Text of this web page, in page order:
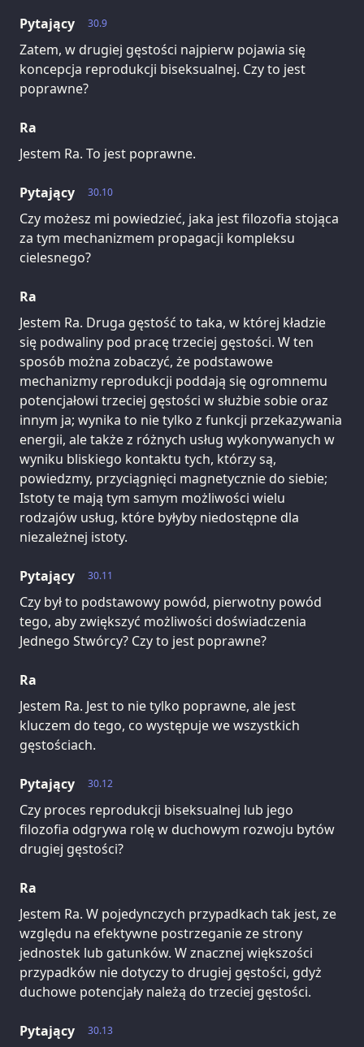
30.9
Pytający
Zatem, w drugiej gęstości najpierw pojawia się
koncepcja reprodukcji biseksualnej. Czy to jest
poprawne?
Ra
Jestem Ra. To jest poprawne.
30.10
Pytający
Czy możesz mi powiedzieć, jaka jest filozofia stojąca
za tym mechanizmem propagacji kompleksu
cielesnego?
Ra
Jestem Ra. Druga gęstość to taka, w której kładzie
się podwaliny pod pracę trzeciej gęstości. W ten
sposób można zobaczyć, że podstawowe
mechanizmy reprodukcji poddają się ogromnemu
potencjałowi trzeciej gęstości w służbie sobie oraz
innym ja; wynika to nie tylko z funkcji przekazywania
energii, ale także z różnych usług wykonywanych w
wyniku bliskiego kontaktu tych, którzy są,
powiedzmy, przyciągnięci magnetycznie do siebie;
Istoty te mają tym samym możliwości wielu
rodzajów usług, które byłyby niedostępne dla
niezależnej istoty.
30.11
Pytający
Czy był to podstawowy powód, pierwotny powód
tego, aby zwiększyć możliwości doświadczenia
Jednego Stwórcy? Czy to jest poprawne?
Ra
Jestem Ra. Jest to nie tylko poprawne, ale jest
kluczem do tego, co występuje we wszystkich
gęstościach.
30.12
Pytający
Czy proces reprodukcji biseksualnej lub jego
filozofia odgrywa rolę w duchowym rozwoju bytów
drugiej gęstości?
Ra
Jestem Ra. W pojedynczych przypadkach tak jest, ze
względu na efektywne postrzeganie ze strony
jednostek lub gatunków. W znacznej większości
przypadków nie dotyczy to drugiej gęstości, gdyż
duchowe potencjały należą do trzeciej gęstości.
30.13
Pytający